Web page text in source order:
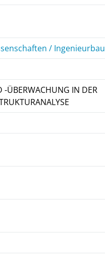
/ Ingenieurbau
-ÜBERWACHUNG IN DER